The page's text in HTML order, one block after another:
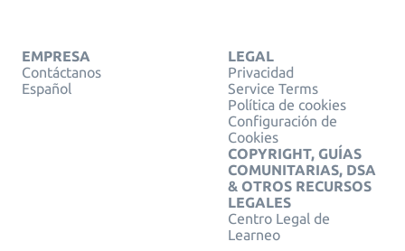
EMPRESA
Contáctanos
Español
LEGAL
Privacidad
Service Terms
Política de cookies
Configuración de
Cookies
COPYRIGHT, GUÍAS
COMUNITARIAS, DSA
& OTROS RECURSOS
LEGALES
Centro Legal de
Learneo